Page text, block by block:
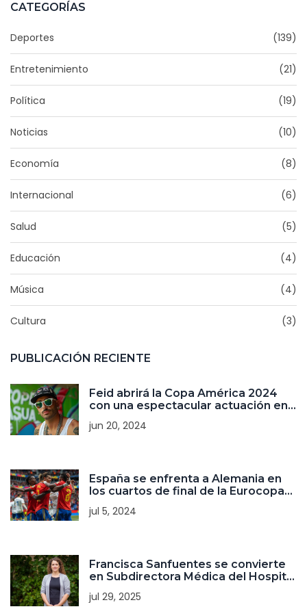
CATEGORÍAS
Deportes (139)
Entretenimiento (21)
Política (19)
Noticias (10)
Economía (8)
Internacional (6)
Salud (5)
Educación (4)
Música (4)
Cultura (3)
PUBLICACIÓN RECIENTE
Feid abrirá la Copa América 2024
con una espectacular actuación en
jun 20, 2024
España se enfrenta a Alemania en
los cuartos de final de la Eurocopa
jul 5, 2024
Francisca Sanfuentes se convierte
en Subdirectora Médica del Hospital
como Seremi
jul 29, 2025